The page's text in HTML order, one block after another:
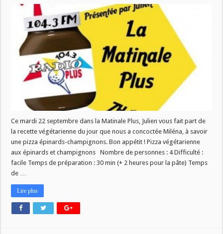
Recette
Matinale
Plus
22
septembre
Ce mardi 22 septembre dans la Matinale Plus, Julien vous fait part de
la recette végétarienne du jour que nous a concoctée Miléna, à savoir
une pizza épinards-champignons. Bon appétit ! Pizza végétarienne
aux épinards et champignons Nombre de personnes : 4 Difficulté :
facile Temps de préparation : 30 min (+ 2 heures pour la pâte) Temps
de …
Lire plus